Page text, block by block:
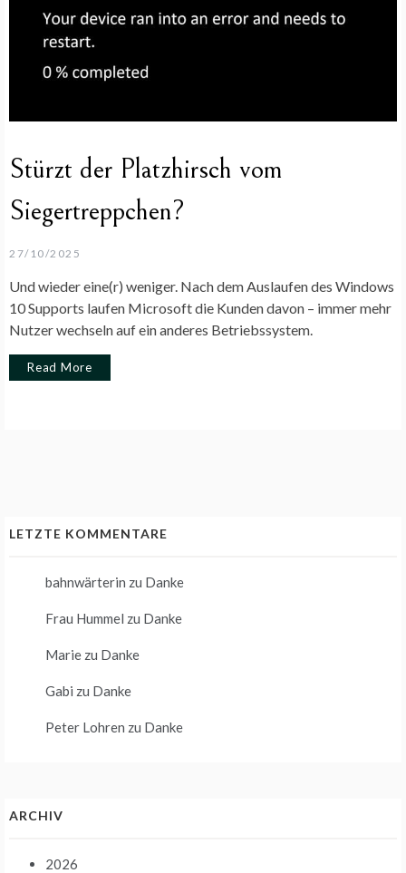
Stürzt der Platzhirsch vom
Siegertreppchen?
27/10/2025
Und wieder eine(r) weniger. Nach dem Auslaufen des Windows
10 Supports laufen Microsoft die Kunden davon – immer mehr
Nutzer wechseln auf ein anderes Betriebssystem.
Read More
LETZTE KOMMENTARE
bahnwärterin zu Danke
Frau Hummel zu Danke
Marie zu Danke
Gabi zu Danke
Peter Lohren zu Danke
ARCHIV
2026